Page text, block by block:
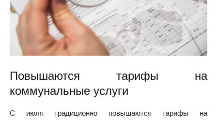
Повышаются тарифы на
коммунальные услуги
С июля традиционно повышаются тарифы на